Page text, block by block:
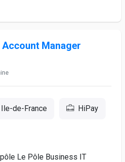
Manager
de-France HiPay
Le Pôle Business IT